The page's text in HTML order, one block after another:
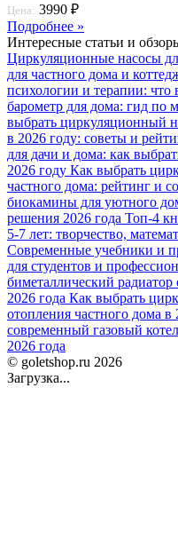
Цена: 3990 ₽
Подробнее »
Интересные статьи и
Циркуляционные насосы
для частного дома и
психологии и терапии: что
барометр для дома: гид по
выбрать циркуляционный
в 2026 году: советы и
для дачи и дома: как
2026 году Как выбрать
частного дома: рейтинг и
биокамины для уютного
решения 2026 года Топ-4
5-7 лет: творчество,
Современные учебники и
для студентов и
биметаллический
2026 года Как выбрать
отопления частного дома в
современный газовый
2026 года
© goletshop.ru 2026
Загрузка...